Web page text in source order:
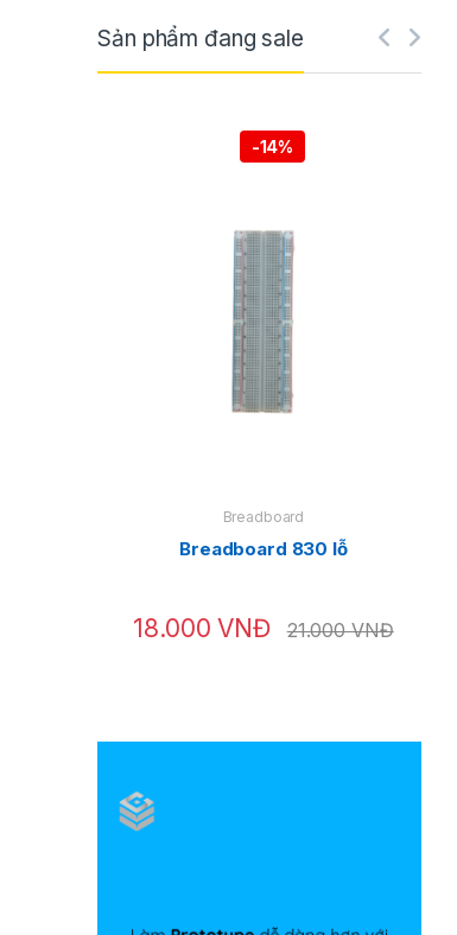
Sản phẩm đang sale
-14%
Breadboard
Breadboard 830 lỗ
18.000VNĐ 21.000VNĐ